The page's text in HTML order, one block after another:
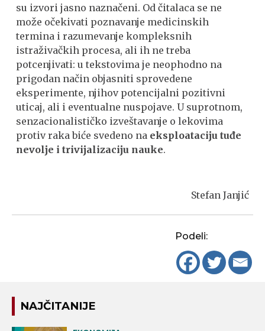
su izvori jasno naznačeni. Od čitalaca se ne
može očekivati poznavanje medicinskih
termina i razumevanje kompleksnih
istraživačkih procesa, ali ih ne treba
potcenjivati: u tekstovima je neophodno na
prigodan način objasniti sprovedene
eksperimente, njihov potencijalni pozitivni
uticaj, ali i eventualne nuspojave. U suprotnom,
senzacionalističko izveštavanje o lekovima
protiv raka biće svedeno na eksploataciju tuđe
nevolje i trivijalizaciju nauke.
Stefan Janjić
Podeli:
NAJČITANIJE